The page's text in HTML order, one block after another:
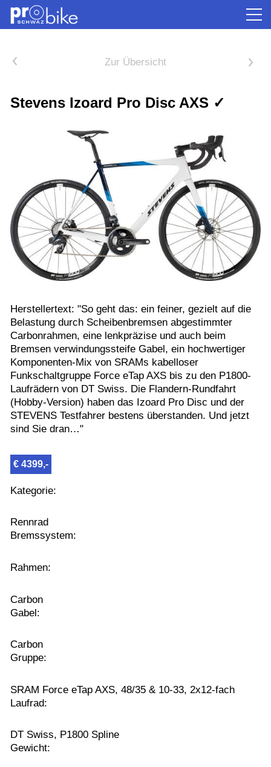
< Zur Übersicht >
Stevens Izoard Pro Disc AXS ✓
Herstellertext: "So geht das: ein feiner, gezielt auf die
Belastung durch Scheibenbremsen abgestimmter
Carbonrahmen, eine lenkpräzise und auch beim
Bremsen verwindungssteife Gabel, ein hochwertiger
Komponenten-Mix von SRAMs kabelloser
Funkschaltgruppe Force eTap AXS bis zu den P1800-
Laufrädern von DT Swiss. Die Flandern-Rundfahrt
(Hobby-Version) haben das Izoard Pro Disc und der
STEVENS Testfahrer bestens überstanden. Und jetzt
sind Sie dran…"
€ 4399,-
Kategorie:
Rennrad
Bremssystem:
Rahmen:
Carbon
Gabel:
Carbon
Gruppe:
SRAM Force eTap AXS, 48/35 & 10-33, 2x12-fach
Laufrad:
DT Swiss, P1800 Spline
Gewicht: